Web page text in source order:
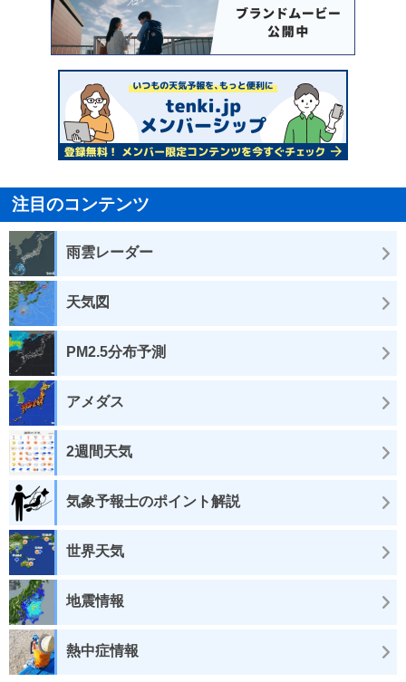
注目のコンテンツ
雨雲レーダー
天気図
PM2.5分布予測
アメダス
2週間天気
気象予報士のポイント解説
世界天気
地震情報
熱中症情報